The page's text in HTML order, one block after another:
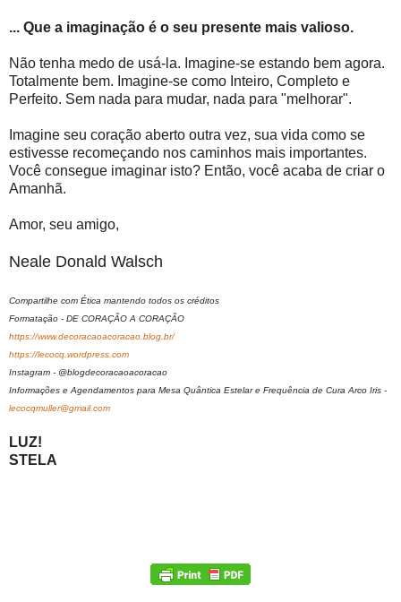
... Que a imaginação é o seu presente mais valioso.
Não tenha medo de usá-la. Imagine-se estando bem agora.
Totalmente bem. Imagine-se como Inteiro, Completo e
Perfeito. Sem nada para mudar, nada para "melhorar".
Imagine seu coração aberto outra vez, sua vida como se
estivesse recomeçando nos caminhos mais importantes.
Você consegue imaginar isto? Então, você acaba de criar o
Amanhã.
Amor, seu amigo,
Neale Donald Walsch
Compartilhe com Ética mantendo todos os créditos
Formatação - DE CORAÇÃO A CORAÇÃO
https://www.decoracaoacoracao.blog.br/
https://lecocq.wordpress.com
Instagram - @blogdecoracaoacoracao
Informações e Agendamentos para Mesa Quântica Estelar e Frequência de Cura Arco Iris -
lecocqmuller@gmail.com
LUZ!
STELA